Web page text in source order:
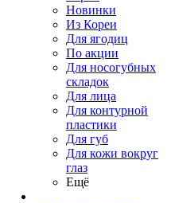
Новинки
Из Кореи
Для ягодиц
По акции
Для носогубных
складок
Для лица
Для контурной
пластики
Для губ
Для кожи вокруг
глаз
Ещё